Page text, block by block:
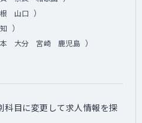
山口 ）
）
大分 宮崎 鹿児島 ）
科目に変更して求人情報を探